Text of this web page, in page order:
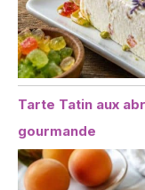
Tarte Tatin aux
gourmande